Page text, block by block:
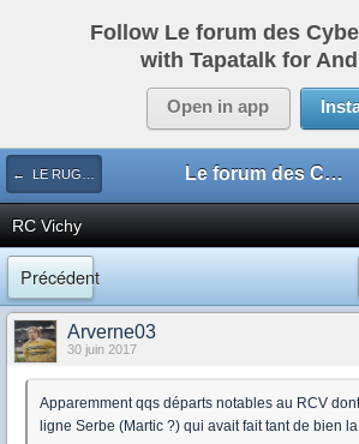
Follow Le forum des
with Tapatalk for
Open in app
← LE RUGBY DE CHEZ NOUS Le forum des CyberVulcans
RC Vichy
Précédent
Arverne03
30 juin 2017
Apparemment qqs départs notables au RCV
ligne Serbe (Martic ?) qui avait fait tant de bien